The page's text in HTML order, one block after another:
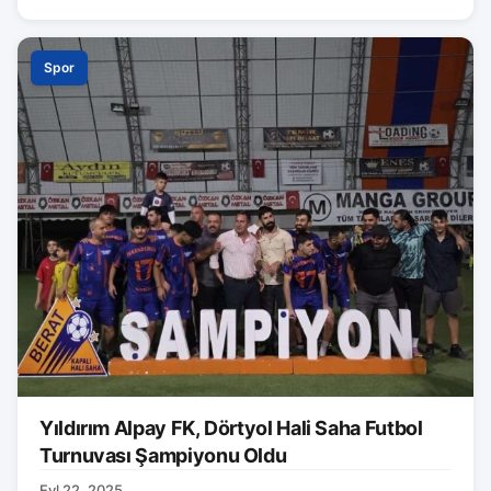
Spor
Yıldırım Alpay FK, Dörtyol Hali Saha Futbol
Turnuvası Şampiyonu Oldu